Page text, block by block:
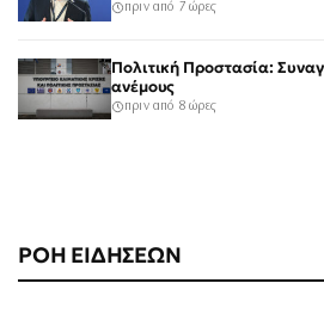
ΡΟΗ ΕΙΔΗΣΕΩΝ
πριν από 7 ώρες
Πολιτική Προστασία:
ανέμους
πριν από 8 ώρες